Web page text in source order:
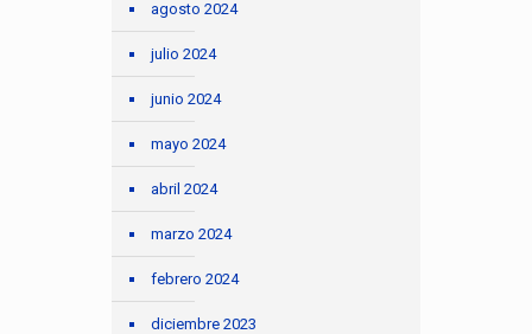
agosto 2024
julio 2024
junio 2024
mayo 2024
abril 2024
marzo 2024
febrero 2024
diciembre 2023